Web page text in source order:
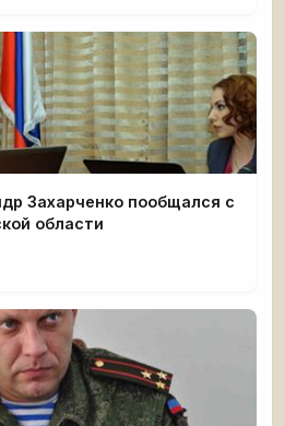
Захарченко пообщался с
области